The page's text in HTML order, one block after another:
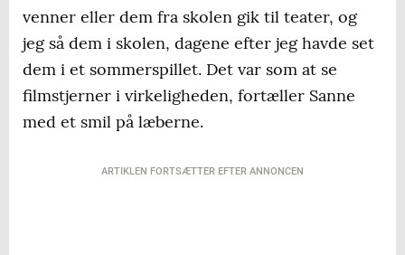
venner eller dem fra skolen gik til teater, og
jeg så dem i skolen, dagene efter jeg havde set
dem i et sommerspillet. Det var som at se
filmstjerner i virkeligheden, fortæller Sanne
med et smil på læberne.
ARTIKLEN FORTSÆTTER EFTER ANNONCEN